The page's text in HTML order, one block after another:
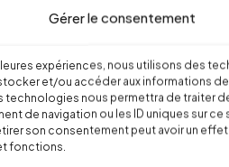
Gérer le consentement
expériences, nous utilisons des
et/ou accéder aux informations
technologies nous permettra de traiter
de navigation ou les ID uniques sur ce
son consentement peut avoir un
fonctions.
au déroulement
pour la mise
organisation
pas aux exigences
des élections des
pour effet d’annuler des